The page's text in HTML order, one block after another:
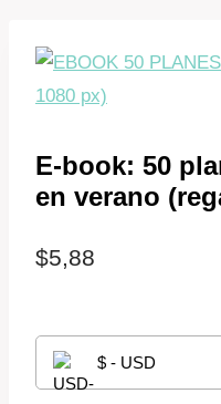
E-book: 50
en verano
$5,88
$ - USD